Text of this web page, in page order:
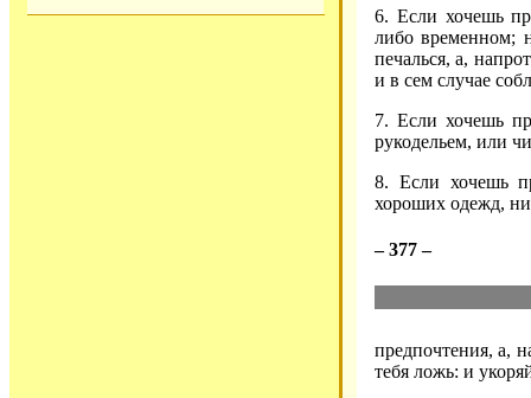
6. Если хочешь
либо временном;
печалься, а,
и в сем случае
7. Если хочешь
рукодельем, или
8. Если хочешь
хороших одежд,
– 377 –
предпочтения, а,
тебя ложь: и